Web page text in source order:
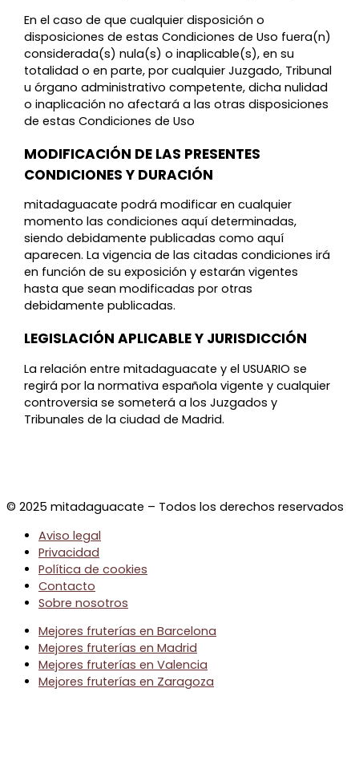
En el caso de que cualquier disposición o
disposiciones de estas Condiciones de Uso fuera(n)
considerada(s) nula(s) o inaplicable(s), en su
totalidad o en parte, por cualquier Juzgado, Tribunal
u órgano administrativo competente, dicha nulidad
o inaplicación no afectará a las otras disposiciones
de estas Condiciones de Uso
MODIFICACIÓN DE LAS PRESENTES
CONDICIONES Y DURACIÓN
mitadaguacate podrá modificar en cualquier
momento las condiciones aquí determinadas,
siendo debidamente publicadas como aquí
aparecen. La vigencia de las citadas condiciones irá
en función de su exposición y estarán vigentes
hasta que sean modificadas por otras
debidamente publicadas.
LEGISLACIÓN APLICABLE Y JURISDICCIÓN
La relación entre mitadaguacate y el USUARIO se
regirá por la normativa española vigente y cualquier
controversia se someterá a los Juzgados y
Tribunales de la ciudad de Madrid.
© 2025 mitadaguacate – Todos los derechos reservados
Aviso legal
Privacidad
Política de cookies
Contacto
Sobre nosotros
Mejores fruterías en Barcelona
Mejores fruterías en Madrid
Mejores fruterías en Valencia
Mejores fruterías en Zaragoza